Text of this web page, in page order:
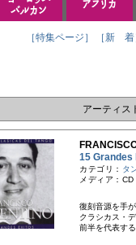
［特集ページ］ ［新 着
アーティス
15 Grandes
カテゴリ： タ
メディア：CD
復刻音源を手
クラシカス・
前半を代表す